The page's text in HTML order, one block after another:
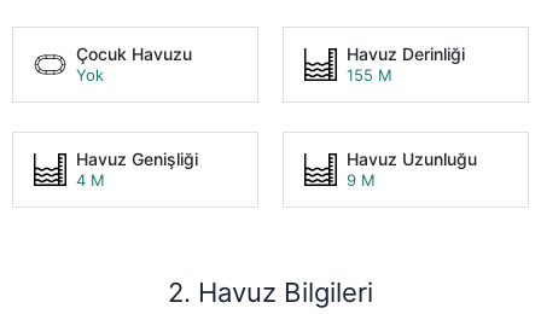
Çocuk Havuzu
Yok
Havuz Derinliği
155 M
Havuz Genişliği
4 M
Havuz Uzunluğu
9 M
2. Havuz Bilgileri